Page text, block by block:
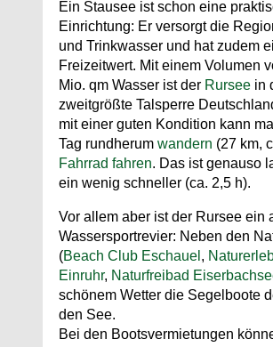
Ein Stausee ist schon eine
Einrichtung: Er versorgt die
und Trinkwasser und hat zudem
Freizeitwert. Mit einem Volumen
Mio. qm Wasser ist der Rursee in
zweitgrößte Talsperre
mit einer guten Kondition kann
Tag rundherum wandern (27 km,
Fahrrad fahren. Das ist genauso
ein wenig schneller (ca. 2,5 h).
Vor allem aber ist der Rursee ein
Wassersportrevier: Neben den
(Beach Club Eschauel ,
Einruhr, Naturfreibad
schönem Wetter die Segelboote
den See.
Bei den Bootsvermietungen